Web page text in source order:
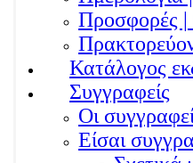
Προσφορές |
Κατάλογος
Συγγραφείς
Οι
Είσαι